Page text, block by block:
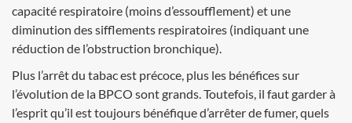
capacité respiratoire (moins d’essoufflement) et une
diminution des sifflements respiratoires (indiquant une
réduction de l’obstruction bronchique).
Plus l’arrêt du tabac est précoce, plus les bénéfices sur
l’évolution de la BPCO sont grands. Toutefois, il faut garder à
l’esprit qu’il est toujours bénéfique d’arrêter de fumer, quels